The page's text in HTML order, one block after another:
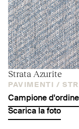
Strata Azurite
PAVIMENTI /
Campione d'ordine
Scarica la foto